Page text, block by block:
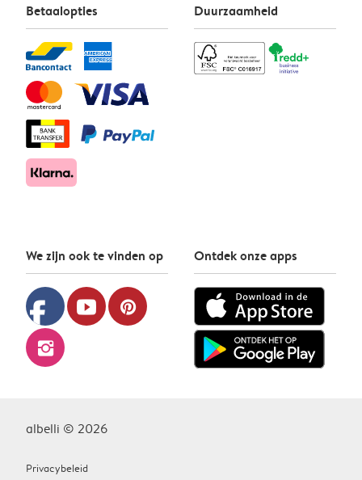
Betaalopties Duurzaamheid
We zijn ook te vinden op
facebook youtube pinterest
instagram
Ontdek onze apps
albelli © 2026
Privacybeleid